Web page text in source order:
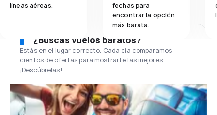
líneas aéreas.
fechas para
encontrar la opción
más barata.
¿Buscas vuelos baratos?
Estás en el lugar correcto. Cada día comparamos
cientos de ofertas para mostrarte las mejores.
¡Descúbrelas!